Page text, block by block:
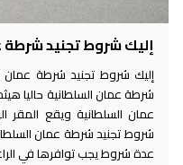
إليك شروط تجنيد شرطة
إليك شروط تجنيد شرطة عمان
شرطة عمان السلطانية حاليا
عمان السلطانية ويقع
شروط تجنيد شرطة عمان
عدة شروط يجب توافرها في